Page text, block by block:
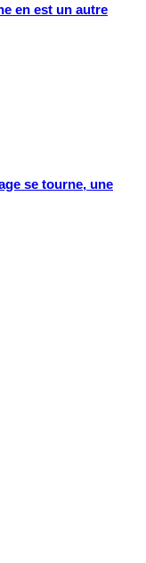
en est un autre
se tourne, une